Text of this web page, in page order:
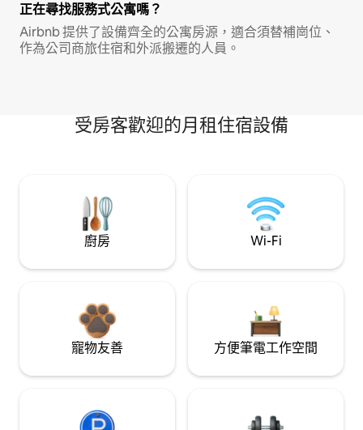
正在尋找服務式公寓嗎？
Airbnb 提供了設備齊全的公寓房源，適合須替補崗位、
作為公司商旅住宿和外派搬遷的人員。
受房客歡迎的月租住宿設備
廚房 Wi-Fi
寵物友善 方便筆電工作空間